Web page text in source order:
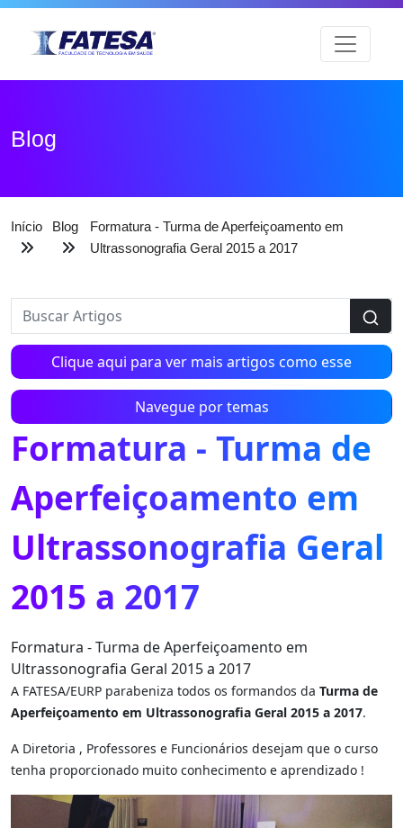
Blog
Início Blog
Formatura - Turma de Aperfeiçoamento em
Ultrassonografia Geral 2015 a 2017
Clique aqui para ver mais artigos como esse
Navegue por temas
Formatura - Turma de
Aperfeiçoamento em
Ultrassonografia Geral
2015 a 2017
Formatura - Turma de Aperfeiçoamento em
Ultrassonografia Geral 2015 a 2017
A FATESA/EURP parabeniza todos os formandos da Turma de
Aperfeiçoamento em Ultrassonografia Geral 2015 a 2017.
A Diretoria , Professores e Funcionários desejam que o curso
tenha proporcionado muito conhecimento e aprendizado !